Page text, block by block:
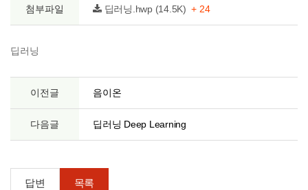
첨부파일 딥러닝.hwp (14.5K)+ 24
딥러닝
이전글 음이온
다음글 딥러닝 Deep Learning
답변 목록